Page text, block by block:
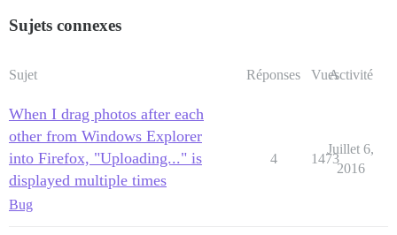
Sujets connexes
Sujet Réponses VuesActivité
When I drag photos after each
other from Windows Explorer
into Firefox, "Uploading..." is
displayed multiple times
Bug
4 1473
Juillet 6,
2016